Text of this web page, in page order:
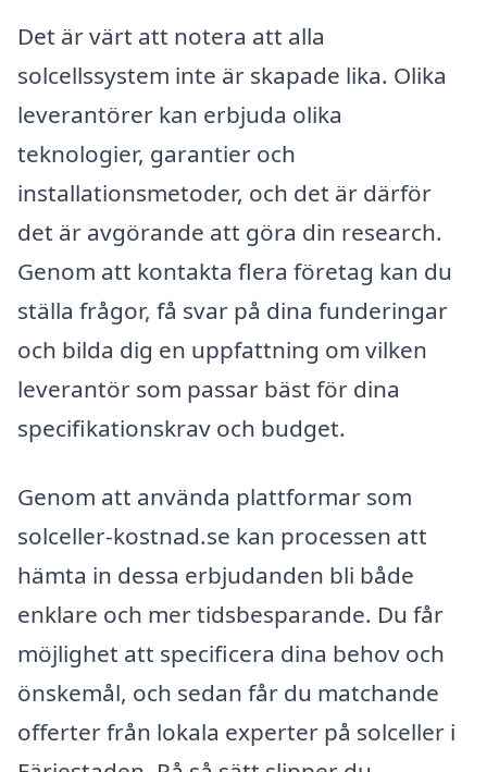
Det är värt att notera att alla
solcellssystem inte är skapade lika. Olika
leverantörer kan erbjuda olika
teknologier, garantier och
installationsmetoder, och det är därför
det är avgörande att göra din research.
Genom att kontakta flera företag kan du
ställa frågor, få svar på dina funderingar
och bilda dig en uppfattning om vilken
leverantör som passar bäst för dina
specifikationskrav och budget.
Genom att använda plattformar som
solceller-kostnad.se kan processen att
hämta in dessa erbjudanden bli både
enklare och mer tidsbesparande. Du får
möjlighet att specificera dina behov och
önskemål, och sedan får du matchande
offerter från lokala experter på solceller i